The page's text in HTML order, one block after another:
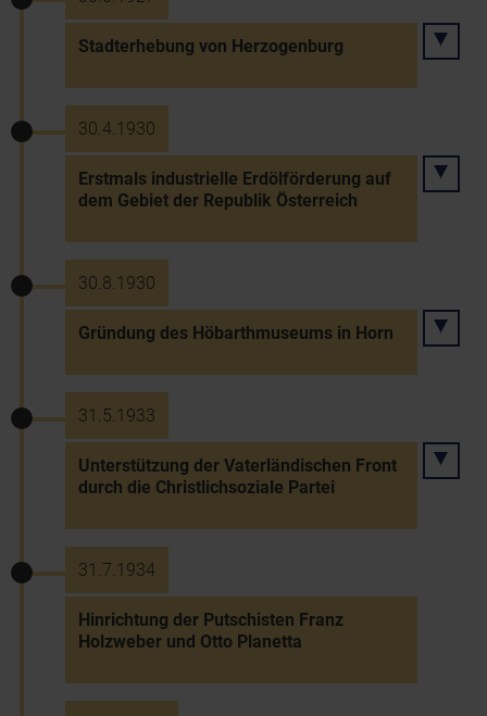
Stadterhebung von Herzogenburg
30.4.1930
Erstmals industrielle Erdölförderung auf
dem Gebiet der Republik Österreich
30.8.1930
Gründung des Höbarthmuseums in Horn
31.5.1933
Unterstützung der Vaterländischen Front
durch die Christlichsoziale Partei
31.7.1934
Hinrichtung der Putschisten Franz
Holzweber und Otto Planetta